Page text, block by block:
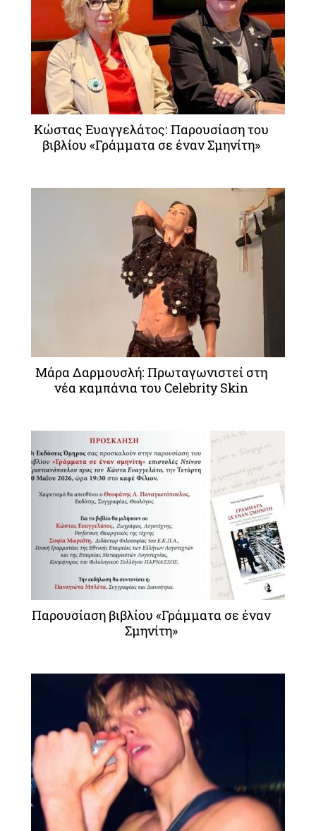
Κώστας Ευαγγελάτος: Παρουσίαση του
βιβλίου «Γράμματα σε έναν Σμηνίτη»
Μάρα Δαρμουσλή: Πρωταγωνιστεί στη
νέα καμπάνια του Celebrity Skin
Παρουσίαση βιβλίου «Γράμματα σε έναν
Σμηνίτη»